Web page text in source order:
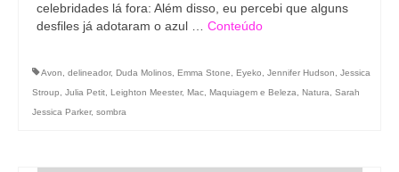
celebridades lá fora: Além disso, eu percebi que alguns
desfiles já adotaram o azul … Conteúdo
Avon, delineador, Duda Molinos, Emma Stone, Eyeko, Jennifer Hudson, Jessica
Stroup, Julia Petit, Leighton Meester, Mac, Maquiagem e Beleza, Natura, Sarah
Jessica Parker, sombra